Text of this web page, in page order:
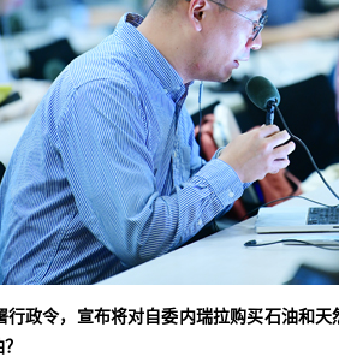
政令，宣布将对自委内瑞拉购买石油和